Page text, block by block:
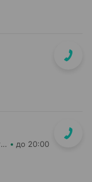
Siberian Wellness Сибвалио-Бел ИООО Аптека №1 до 20:00